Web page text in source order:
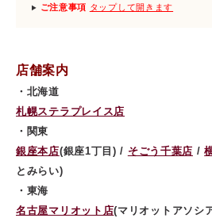
ご注意事項 タップして開きます
店舗案内
・北海道
札幌ステラプレイス店
・関東
銀座本店(銀座1丁目) / そごう千葉店 /
とみらい)
・東海
名古屋マリオット店(マリオットアソシ